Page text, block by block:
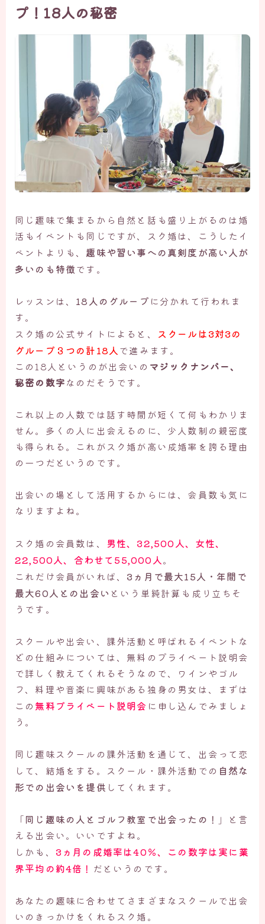
プ！18人の秘密
同じ趣味で集まるから自然と話も盛り上がるのは婚
活もイベントも同じですが、スク婚は、こうしたイ
ベントよりも、 趣味や習い事への真剣度が高い人が
多いのも特徴です。
レッスンは、 18人のグループ に分かれて行われま
す。
スク婚の公式サイトによると、 スクールは3対3の
グループ３つの計18人 で進みます。
この18人というのが出会いの マジックナンバー、
秘密の数字なのだそうです。
これ以上の人数では話す時間が短くて何もわかりま
せん。多くの人に出会えるのに、少人数制の親密度
も得られる。これがスク婚が高い成婚率を誇る理由
の一つだというのです。
出会いの場として活用するからには、会員数も気に
なりますよね。
スク婚の会員数は、 男性、32,500人、女性、
22,500人、合わせて55,000人。
これだけ会員がいれば、 3ヵ月で最大15人・年間で
最大60人との出会い という単純計算も成り立ちそ
うです。
スクールや出会い、課外活動と呼ばれるイベントな
どの仕組みについては、無料のプライベート説明会
で詳しく教えてくれるそうなので、ワインやゴル
フ、料理や音楽に興味がある独身の男女は、まずは
この 無料プライベート説明会 に申し込んでみましょ
う。
同じ趣味スクールの課外活動を通じて、出会って恋
して、結婚をする。スクール・課外活動での 自然な
形での出会いを提供 してくれます。
「同じ趣味の人とゴルフ教室で出会ったの！ 」と言
える出会い。いいですよね。
しかも、 3ヵ月の成婚率は40％、この数字は実に業
界平均の約4倍！ だというのです。
あなたの趣味に合わせてさまざまなスクールで出会
いのきっかけをくれるスク婚。